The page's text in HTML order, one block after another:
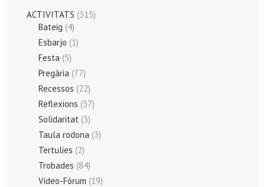
ACTIVITATS (315)
Bateig (4)
Esbarjo (1)
Festa (5)
Pregària (77)
Recessos (22)
Reflexions (37)
Solidaritat (3)
Taula rodona (3)
Tertulies (2)
Trobades (84)
Vídeo-Fòrum (19)